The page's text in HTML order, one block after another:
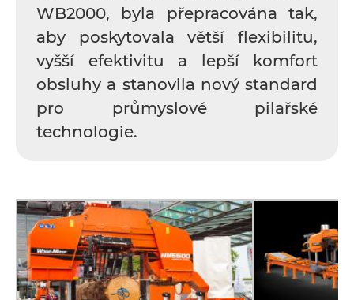
WB2000, byla přepracována tak,
aby poskytovala větší flexibilitu,
vyšší efektivitu a lepší komfort
obsluhy a stanovila nový standard
pro průmyslové pilařské
technologie.